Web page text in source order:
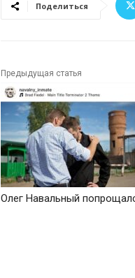
Поделиться
Предыдущая статья
Олег Навальный